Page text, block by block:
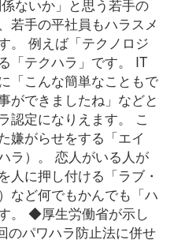
ないか」と思う若手の
若手の平社員もハラスメ
。 例えば「テクノロジ
「テクハラ」です。 IT
「こんな簡単なこともで
ができましたね」などと
認定になりえます。 こ
嫌がらせをする「エイ
ラ）。 恋人がいる人が
人に押し付ける「ラブ・
など何でもかんでも「ハ
。 ◆厚生労働省が示し
のパワハラ防止法に併せ